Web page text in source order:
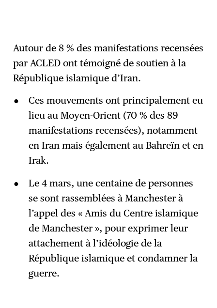
Autour de 8 % des manifestations recensées
par ACLED ont témoigné de soutien à la
République islamique d’Iran.
Ces mouvements ont principalement eu
lieu au Moyen-Orient (70 % des 89
manifestations recensées), notamment
en Iran mais également au Bahreïn et en
Irak.
Le 4 mars, une centaine de personnes
se sont rassemblées à Manchester à
l’appel des « Amis du Centre islamique
de Manchester », pour exprimer leur
attachement à l’idéologie de la
République islamique et condamner la
guerre.